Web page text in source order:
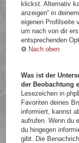
klickst. Alternativ
anzeigen“ in
eigenen Profilseite
um nach von dir
entsprechenden
Nach oben
Was ist der
der Beobachtung
Lesezeichen in
Favoriten deines
informiert, kannst
aufrufen. Wenn du
du hingegen
gibt. Die